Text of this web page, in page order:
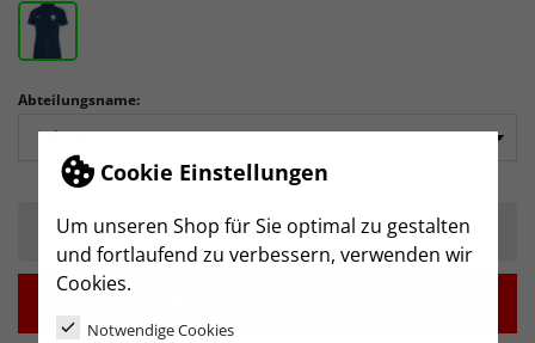
Cookie Einstellungen
Um unseren Shop für Sie optimal zu gestalten
und fortlaufend zu verbessern, verwenden wir
Cookies.
Notwendige Cookies
Abteilungsname: